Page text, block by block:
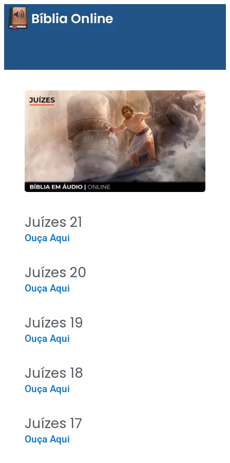
Juízes 21
Ouça Aqui
Juízes 20
Ouça Aqui
Juízes 19
Ouça Aqui
Juízes 18
Ouça Aqui
Juízes 17
Ouça Aqui